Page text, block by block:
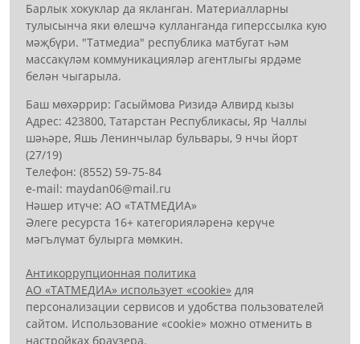
Барлык хокуклар да якланган. Материалларны
тулысынча яки өлешчә кулланганда гиперссылка кую
мәҗбүри. "Татмедиа" республика матбугат һәм
массакүләм коммуникацияләр агентлыгы ярдәме
белән чыгарыла.
Баш мөхәррир: Гасыймова Ризидә Алвирд кызы
Адрес: 423800, Татарстан Республикасы, Яр Чаллы
шәһәре, Яшь Ленинчылар бульвары, 9 нчы йорт
(27/19)
Телефон: (8552) 59-75-84
е-mail: mауdаn06@mail.гu
Нәшер итүче: АО «ТАТМЕДИА»
Әлеге ресурста 16+ категорияләренә керүче
мәгълүмат булырга мөмкин.
Антикоррупционная политика
АО «ТАТМЕДИА» использует «cookie» для
персонализации сервисов и удобства пользователей
сайтом. Использование «cookie» можно отменить в
настройках браузера.